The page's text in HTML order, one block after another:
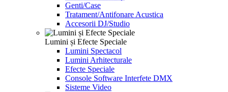
Genti/Case
Tratament/Antifonare Acustica
Accesorii DJ/Studio
Lumini și Efecte Speciale
Lumini Spectacol
Lumini Arhitecturale
Efecte Speciale
Console Software Interfete DMX
Sisteme Video